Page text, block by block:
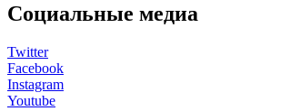
Социальные медиа
Twitter
Facebook
Instagram
Youtube